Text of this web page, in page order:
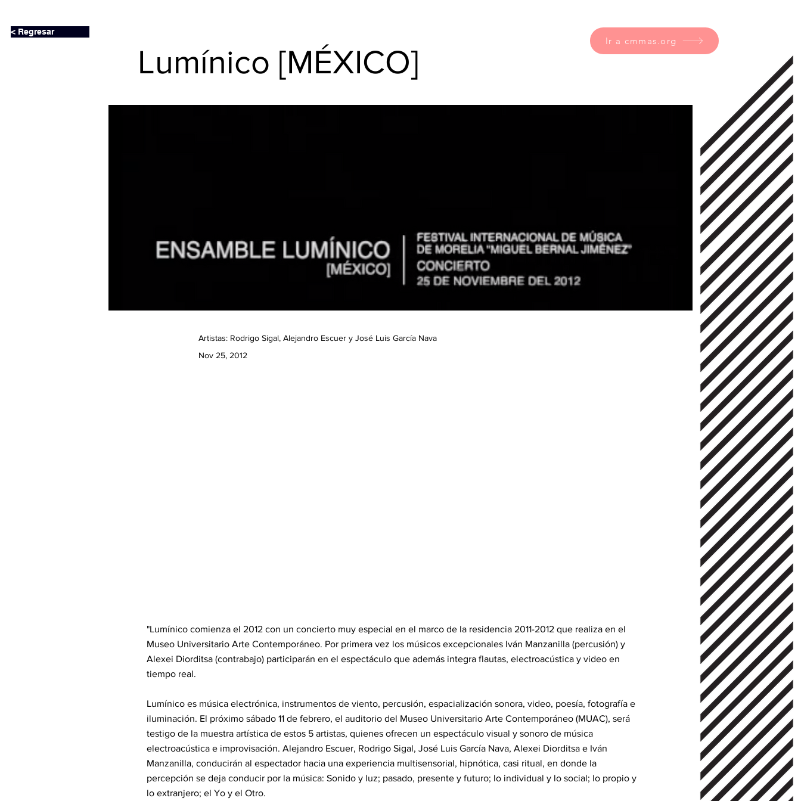
Ir a cmmas.org
< Regresar
Lumínico [MÉXICO]
Artistas: Rodrigo Sigal, Alejandro Escuer y José Luis García Nava
Nov 25, 2012
"Lumínico comienza el 2012 con un concierto muy especial en el marco de la residencia 2011-2012 que realiza en el
Museo Universitario Arte Contemporáneo. Por primera vez los músicos excepcionales Iván Manzanilla (percusión) y
Alexei Diorditsa (contrabajo) participarán en el espectáculo que además integra flautas, electroacústica y video en
tiempo real.
Lumínico es música electrónica, instrumentos de viento, percusión, espacialización sonora, video, poesía, fotografía e
iluminación. El próximo sábado 11 de febrero, el auditorio del Museo Universitario Arte Contemporáneo (MUAC), será
testigo de la muestra artística de estos 5 artistas, quienes ofrecen un espectáculo visual y sonoro de música
electroacústica e improvisación. Alejandro Escuer, Rodrigo Sigal, José Luis García Nava, Alexei Diorditsa e Iván
Manzanilla, conducirán al espectador hacia una experiencia multisensorial, hipnótica, casi ritual, en donde la
percepción se deja conducir por la música: Sonido y luz; pasado, presente y futuro; lo individual y lo social; lo propio y
lo extranjero; el Yo y el Otro.